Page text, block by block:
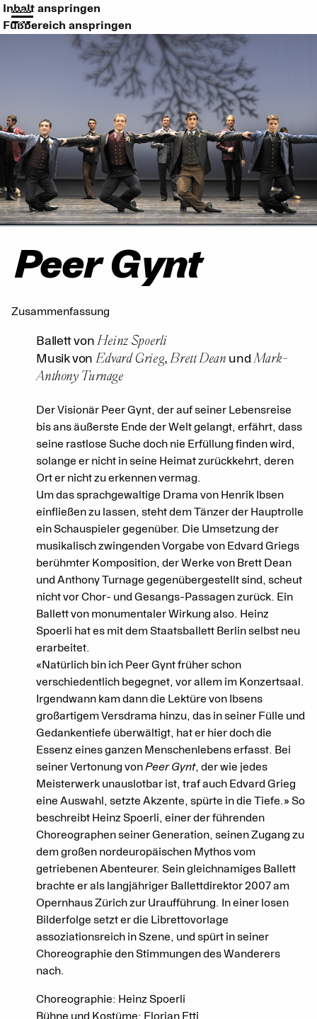
Inhalt anspringen
Fußbereich anspringen
Peer Gynt
Zusammenfassung
Ballett vonHeinz Spoerli
Musik von Edvard Grieg,Brett Dean undMark-
Anthony Turnage
Der Visionär Peer Gynt, der auf seiner Lebensreise
bis ans äußerste Ende der Welt gelangt, erfährt, dass
seine rastlose Suche doch nie Erfüllung finden wird,
solange er nicht in seine Heimat zurückkehrt, deren
Ort er nicht zu erkennen vermag.
Um das sprachgewaltige Drama von Henrik Ibsen
einfließen zu lassen, steht dem Tänzer der Hauptrolle
ein Schauspieler gegenüber. Die Umsetzung der
musikalisch zwingenden Vorgabe von Edvard Griegs
berühmter Komposition, der Werke von Brett Dean
und Anthony Turnage gegenübergestellt sind, scheut
nicht vor Chor- und Gesangs-Passagen zurück. Ein
Ballett von monumentaler Wirkung also. Heinz
Spoerli hat es mit dem Staatsballett Berlin selbst neu
erarbeitet.
«Natürlich bin ich Peer Gynt früher schon
verschiedentlich begegnet, vor allem im Konzertsaal.
Irgendwann kam dann die Lektüre von Ibsens
großartigem Versdrama hinzu, das in seiner Fülle und
Gedankentiefe überwältigt, hat er hier doch die
Essenz eines ganzen Menschenlebens erfasst. Bei
seiner Vertonung vonPeer Gynt, der wie jedes
Meisterwerk unauslotbar ist, traf auch Edvard Grieg
eine Auswahl, setzte Akzente, spürte in die Tiefe.» So
beschreibt Heinz Spoerli, einer der führenden
Choreographen seiner Generation, seinen Zugang zu
dem großen nordeuropäischen Mythos vom
getriebenen Abenteurer. Sein gleichnamiges Ballett
brachte er als langjähriger Ballettdirektor 2007 am
Opernhaus Zürich zur Uraufführung. In einer losen
Bilderfolge setzt er die Librettovorlage
assoziationsreich in Szene, und spürt in seiner
Choreographie den Stimmungen des Wanderers
nach.
Choreographie: Heinz Spoerli
Bühne und Kostüme: Florian Etti